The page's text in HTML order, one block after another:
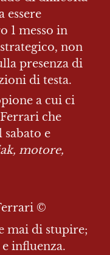
essere
1 messo in
non
presenza di
di testa.
a cui ci
che
e
motore,
©️
mai di stupire;
influenza.